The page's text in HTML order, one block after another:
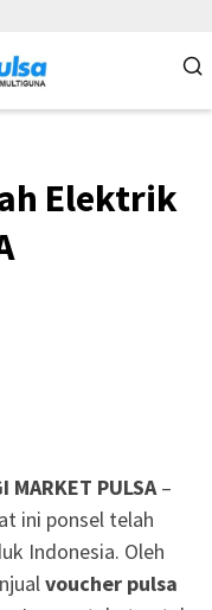
Elektrik
PULSA–
ini ponsel telah
Indonesia. Oleh
voucher pulsa